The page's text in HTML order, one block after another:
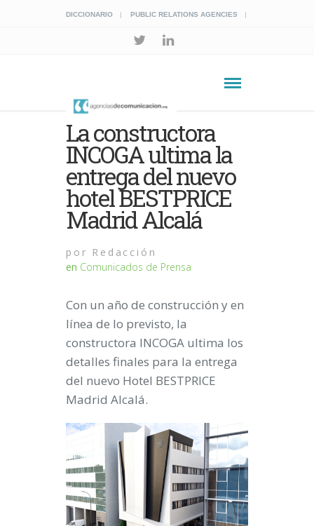
DICCIONARIO PUBLIC RELATIONS AGENCIES
La constructora
INCOGA ultima la
entrega del nuevo
hotel BESTPRICE
Madrid Alcalá
por Redacción
en Comunicados de Prensa
Con un año de construcción y en
línea de lo previsto, la
constructora INCOGA ultima los
detalles finales para la entrega
del nuevo Hotel BESTPRICE
Madrid Alcalá.